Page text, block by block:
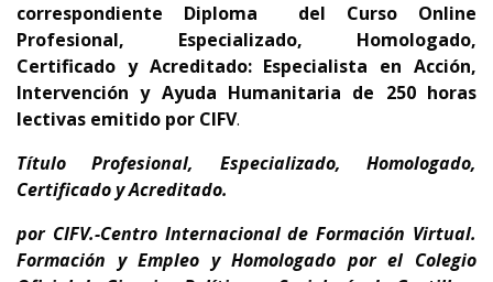
correspondiente Diploma del Curso Online
Profesional, Especializado, Homologado,
Certificado y Acreditado: Especialista en Acción,
Intervención y Ayuda Humanitaria de 250 horas
lectivas emitido por CIFV.
Título Profesional, Especializado, Homologado,
Certificado y Acreditado.
por CIFV.-Centro Internacional de Formación Virtual.
Formación y Empleo y Homologado por el Colegio